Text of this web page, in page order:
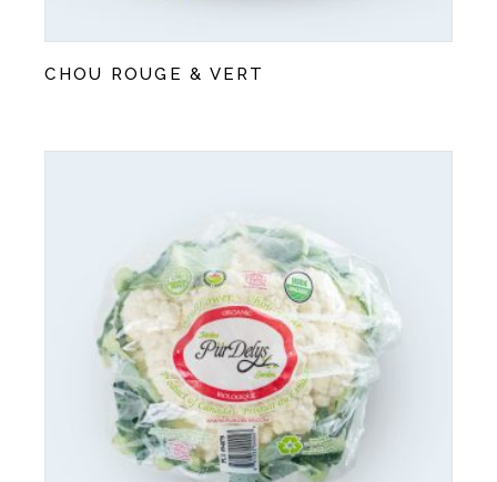
CHOU ROUGE & VERT